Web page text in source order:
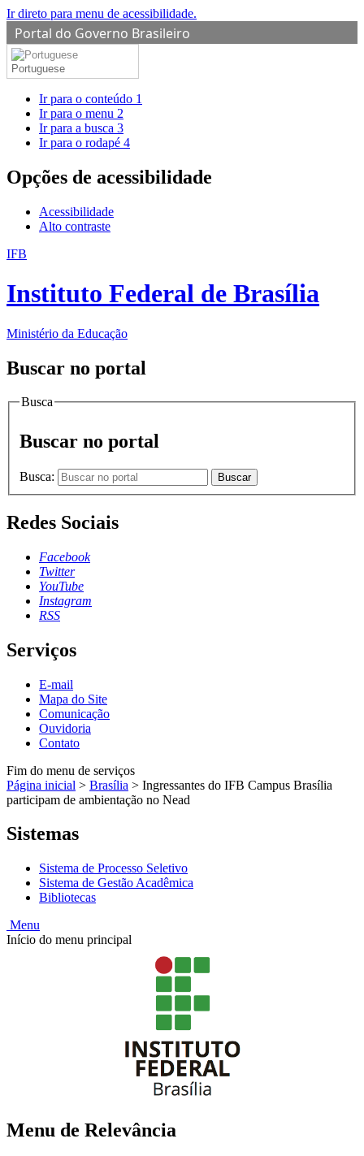
Ir direto para menu de acessibilidade.
Portal do Governo Brasileiro
Portuguese
Ir para o conteúdo 1
Ir para o menu 2
Ir para a busca 3
Ir para o rodapé 4
Opções de acessibilidade
Acessibilidade
Alto contraste
IFB
Instituto Federal de Brasília
Ministério da Educação
Buscar no portal
Busca
Buscar no portal
Busca: Buscar
Redes Sociais
Facebook
Twitter
YouTube
Instagram
RSS
Serviços
E-mail
Mapa do Site
Comunicação
Ouvidoria
Contato
Fim do menu de serviços
Página inicial > Brasília > Ingressantes do IFB Campus Brasília
participam de ambientação no Nead
Sistemas
Sistema de Processo Seletivo
Sistema de Gestão Acadêmica
Bibliotecas
Menu
Início do menu principal
Menu de Relevância